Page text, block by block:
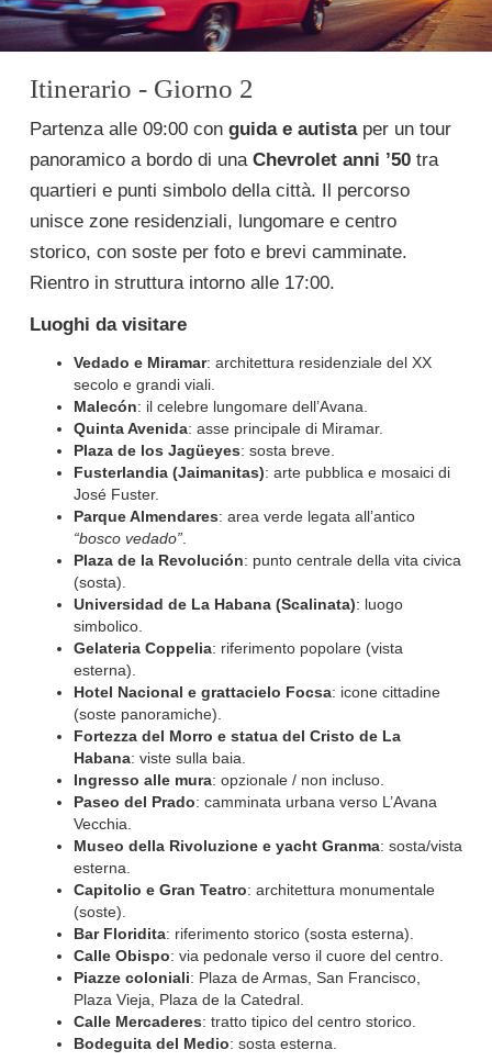
Itinerario - Giorno 2
Partenza alle 09:00 con guida e autistaper un tour
panoramico a bordo di una Chevrolet anni ’50 tra
quartieri e punti simbolo della città. Il percorso
unisce zone residenziali, lungomare e centro
storico, con soste per foto e brevi camminate.
Rientro in struttura intorno alle 17:00.
Luoghi da visitare
Vedado e Miramar: architettura residenziale del XX
secolo e grandi viali.
Malecón: il celebre lungomare dell’Avana.
Quinta Avenida: asse principale di Miramar.
Plaza de los Jagüeyes: sosta breve.
Fusterlandia (Jaimanitas): arte pubblica e mosaici di
José Fuster.
Parque Almendares: area verde legata all’antico
“bosco vedado”
Plaza de la Revolución: punto centrale della vita civica
(sosta).
Universidad de La Habana (Scalinata): luogo
simbolico.
Gelateria Coppelia: riferimento popolare (vista
esterna).
Hotel Nacional e grattacielo Focsa: icone cittadine
(soste panoramiche).
Fortezza del Morro e statua del Cristo de La
Habana: viste sulla baia.
Ingresso alle mura: opzionale / non incluso.
Paseo del Prado: camminata urbana verso L’Avana
Vecchia.
Museo della Rivoluzione e yacht Granma: sosta/vista
esterna.
Capitolio e Gran Teatro: architettura monumentale
(soste).
Bar Floridita: riferimento storico (sosta esterna).
Calle Obispo: via pedonale verso il cuore del centro.
Piazze coloniali: Plaza de Armas, San Francisco,
Plaza Vieja, Plaza de la Catedral.
Calle Mercaderes: tratto tipico del centro storico.
Bodeguita del Medio: sosta esterna.